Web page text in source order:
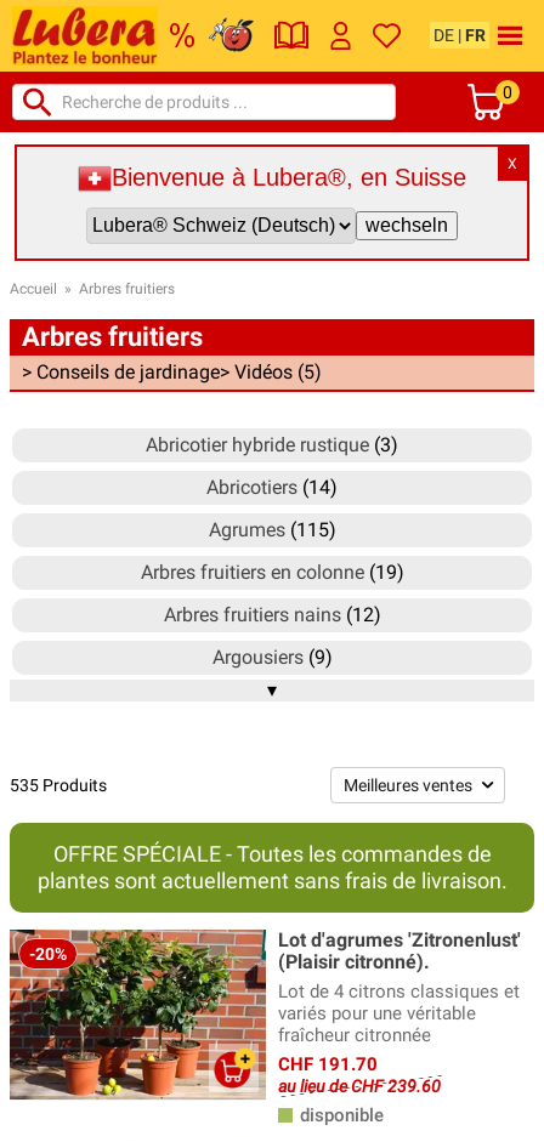
DE | FR
0
X
Bienvenue à Lubera®, en Suisse
Accueil » Arbres fruitiers
Arbres fruitiers
> Conseils de jardinage> Vidéos (5)
Abricotier hybride rustique (3)
Abricotiers (14)
Agrumes(115)
Arbres fruitiers en colonne(19)
Arbres fruitiers nains(12)
Argousiers(9)
Asiminier, Pawpaw, banane indienne
Cognassiers(4)
Cognassiers du Japon(4)
Cornouiller mâle(6)
Faux pistachiers(1)
Feijoas(2)
Figuiers - gamme Gustissimo®(63)
Fruitiers sauvages(95)
Fruits de la passion(7)
▾
535 Produits
OFFRE SPÉCIALE - Toutes les commandes de
plantes sont actuellement sans frais de livraison.
-20%
Lot d'agrumes 'Zitronenlust'
(Plaisir citronné).
Lot de 4 citrons classiques et
variés pour une véritable
fraîcheur citronnée
CHF 191.70
au lieu de CHF 239.60
disponible